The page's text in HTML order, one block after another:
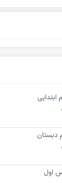
ابتدایی
دبستان
اول